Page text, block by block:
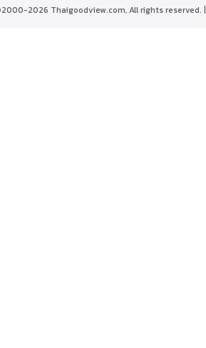
2026 Thaigoodview.com, All rights reserved. |